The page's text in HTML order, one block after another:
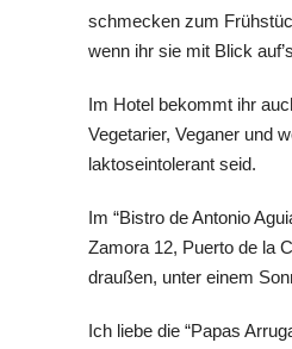
schmecken zum
wenn ihr sie mit Blick
Im Hotel bekommt ihr
Vegetarier, Veganer und
laktoseintolerant seid.
Im “Bistro de Antonio
Zamora 12, Puerto de la
draußen, unter einem
Ich liebe die “Papas